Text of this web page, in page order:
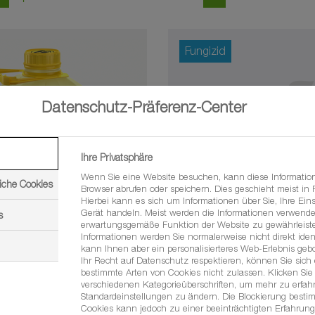
®
Fungizid
east Balaya®
Datenschutz-Präferenz-Center
Cookies
Ihre Privatsphäre
Wenn Sie eine Website besuchen, kann diese
Browser abrufen oder speichern. Dies geschieht meist in
Hierbei kann es sich um Informationen über Sie, Ihre
Gerät handeln. Meist werden die Informationen
erwartungsgemäße Funktion der Website zu
Informationen werden Sie normalerweise nicht direkt
kann Ihnen aber ein personalisierteres Web-Erlebnis
Ihr Recht auf Datenschutz respektieren, können Sie sich
bestimmte Arten von Cookies nicht zulassen. Klicken Sie
verschiedenen Kategorieüberschriften, um mehr zu
Standardeinstellungen zu ändern. Die Blockierung
Cookies kann jedoch zu einer beeinträchtigten